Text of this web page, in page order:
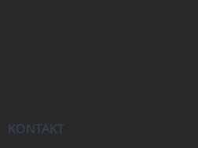
KONTAKT